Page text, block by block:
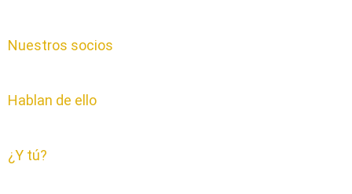
Nuestros socios
Hablan de ello
¿Y tú?